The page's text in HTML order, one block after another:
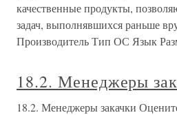
качественные продукты,
задач, выполнявшихся раньше
Производитель Тип ОС Язык
18.2. Менеджеры
18.2. Менеджеры закачки